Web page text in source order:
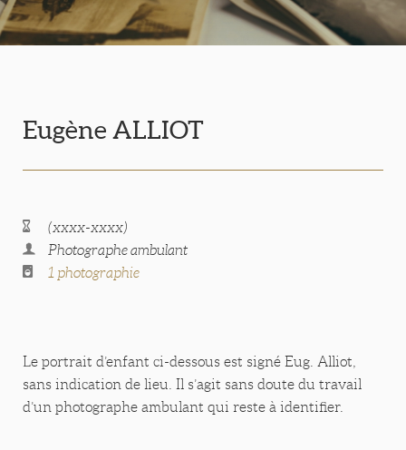
Eugène ALLIOT
(xxxx-xxxx)
Photographe ambulant
1 photographie
Le portrait d’enfant ci-dessous est signé Eug. Alliot,
sans indication de lieu. Il s’agit sans doute du travail
d’un photographe ambulant qui reste à identifier.